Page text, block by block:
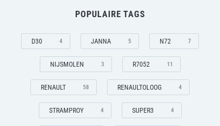
POPULAIRE TAGS
D30 4 JANNA 5 N72 7
NIJSMOLEN 3 R7052 11
RENAULT 58 RENAULTOLOOG 4
STRAMPROY 4 SUPER3 4